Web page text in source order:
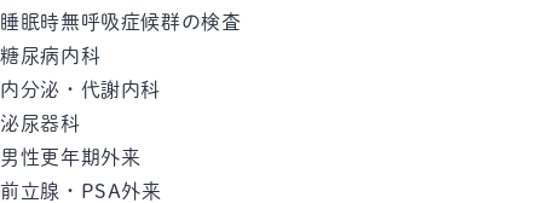
睡眠時無呼吸症候群の検査
糖尿病内科
内分泌・代謝内科
泌尿器科
男性更年期外来
前立腺・PSA外来